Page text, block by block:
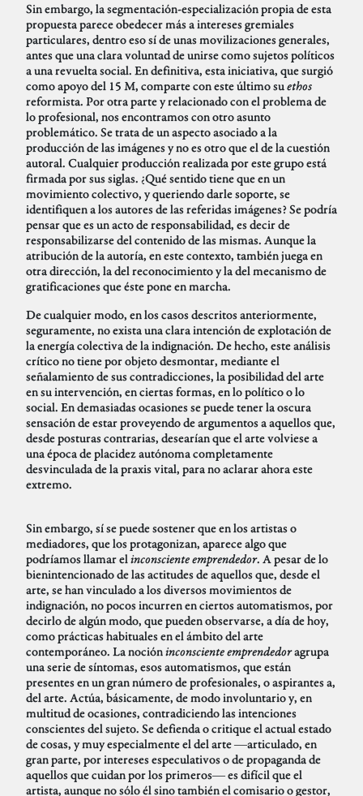
Sin embargo, la segmentación-especialización propia de esta
propuesta parece obedecer más a intereses gremiales
particulares, dentro eso sí de unas movilizaciones generales,
antes que una clara voluntad de unirse como sujetos políticos
a una revuelta social. En definitiva, esta iniciativa, que surgió
como apoyo del 15 M, comparte con este último suethos
reformista. Por otra parte y relacionado con el problema de
lo profesional, nos encontramos con otro asunto
problemático. Se trata de un aspecto asociado a la
producción de las imágenes y no es otro que el de la cuestión
autoral. Cualquier producción realizada por este grupo está
firmada por sus siglas. ¿Qué sentido tiene que en un
movimiento colectivo, y queriendo darle soporte, se
identifiquen a los autores de las referidas imágenes? Se podría
pensar que es un acto de responsabilidad, es decir de
responsabilizarse del contenido de las mismas. Aunque la
atribución de la autoría, en este contexto, también juega en
otra dirección, la del reconocimiento y la del mecanismo de
gratificaciones que éste pone en marcha.
De cualquier modo, en los casos descritos anteriormente,
seguramente, no exista una clara intención de explotación de
la energía colectiva de la indignación. De hecho, este análisis
crítico no tiene por objeto desmontar, mediante el
señalamiento de sus contradicciones, la posibilidad del arte
en su intervención, en ciertas formas, en lo político o lo
social. En demasiadas ocasiones se puede tener la oscura
sensación de estar proveyendo de argumentos a aquellos que,
desde posturas contrarias, desearían que el arte volviese a
una época de placidez autónoma completamente
desvinculada de la praxis vital, para no aclarar ahora este
extremo.
Sin embargo, sí se puede sostener que en los artistas o
mediadores, que los protagonizan, aparece algo que
podríamos llamar elinconsciente emprendedor. A pesar de lo
bienintencionado de las actitudes de aquellos que, desde el
arte, se han vinculado a los diversos movimientos de
indignación, no pocos incurren en ciertos automatismos, por
decirlo de algún modo, que pueden observarse, a día de hoy,
como prácticas habituales en el ámbito del arte
contemporáneo. La nocióninconsciente emprendedoragrupa
una serie de síntomas, esos automatismos, que están
presentes en un gran número de profesionales, o aspirantes a,
del arte. Actúa, básicamente, de modo involuntario y, en
multitud de ocasiones, contradiciendo las intenciones
conscientes del sujeto. Se defienda o critique el actual estado
de cosas, y muy especialmente el del arte ―articulado, en
gran parte, por intereses especulativos o de propaganda de
aquellos que cuidan por los primeros― es difícil que el
artista, aunque no sólo él sino también el comisario o gestor,